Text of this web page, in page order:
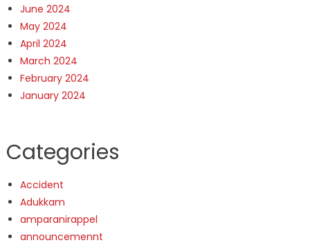
June 2024
May 2024
April 2024
March 2024
February 2024
January 2024
Categories
Accident
Adukkam
amparanirappel
announcemennt